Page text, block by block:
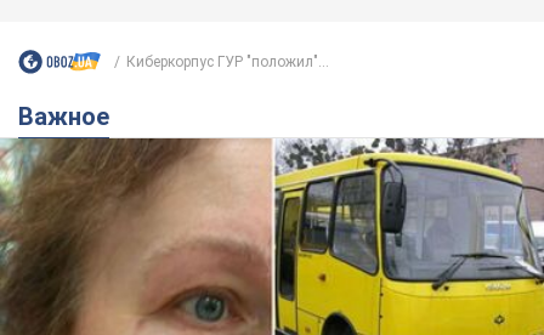
Киберкорпус ГУР "положил"...
Важное